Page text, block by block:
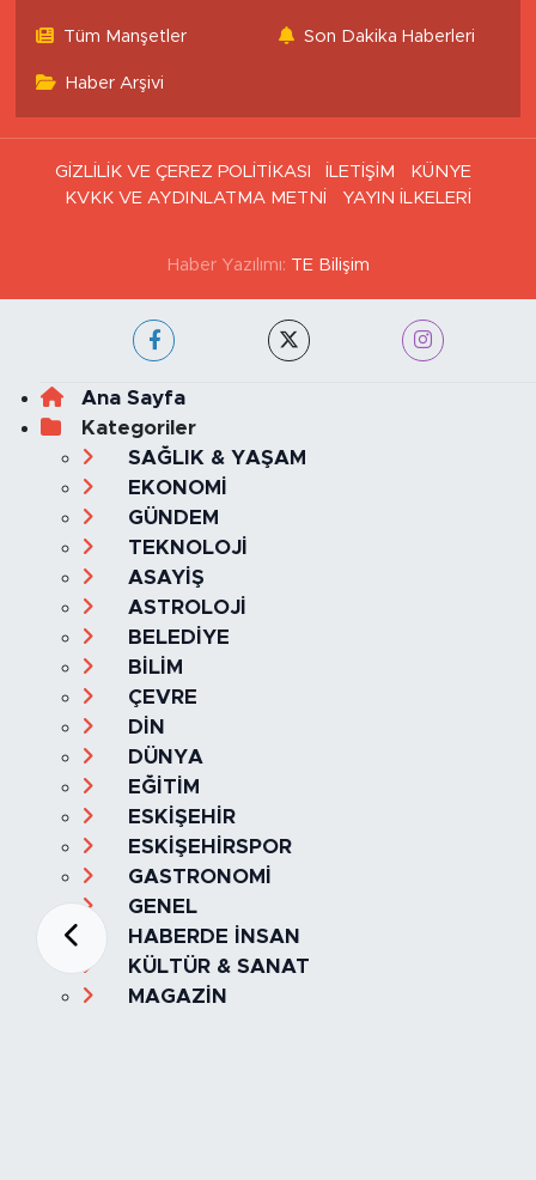
Tüm Manşetler Son Dakika Haberleri
Haber Arşivi
GİZLİLİK VE ÇEREZ POLİTİKASI İLETİŞİM
KÜNYE
KVKK VE AYDINLATMA METNİ
YAYIN İLKELERİ
Haber Yazılımı: TE Bilişim
Ana Sayfa
Kategoriler
SAĞLIK & YAŞAM
EKONOMİ
GÜNDEM
TEKNOLOJİ
ASAYİŞ
ASTROLOJİ
BELEDİYE
BİLİM
ÇEVRE
DİN
DÜNYA
EĞİTİM
ESKİŞEHİR
ESKİŞEHİRSPOR
GASTRONOMİ
GENEL
HABERDE İNSAN
KÜLTÜR & SANAT
MAGAZİN